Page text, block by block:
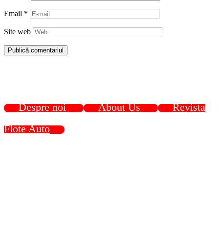
Email *
Site web
Despre noi About Us
Revista
Flote Auto